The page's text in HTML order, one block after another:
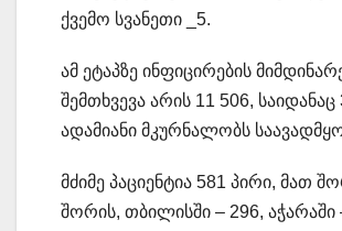
ქვემო სვანეთი _5.
ამ ეტაპზე ინფიცირების
შემთხვევა არის 11 506, საიდანაც
ადამიანი მკურნალობს
მძიმე პაციენტია 581 პირი, მათ
შორის, თბილისში – 296, აჭარაში